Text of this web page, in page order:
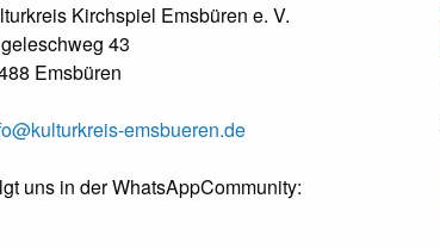
Kirchspiel Emsbüren e. V.
43
Emsbüren
emsbueren.de
uns in der WhatsAppCommunity: